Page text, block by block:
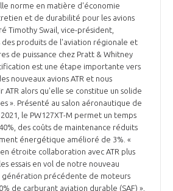
norme en matière d'économie
et de durabilité pour les avions
Timothy Swail, vice-président,
produits de l'aviation régionale et
de puissance chez Pratt & Whitney
est une étape importante vers
nouveaux avions ATR et nous
ATR alors qu'elle se constitue un solide
». Présenté au salon aéronautique de
le PW127XT-M permet un temps
des coûts de maintenance réduits
énergétique amélioré de 3%. «
étroite collaboration avec ATR plus
essais en vol de notre nouveau
génération précédente de moteurs
de carburant aviation durable (SAF) »,